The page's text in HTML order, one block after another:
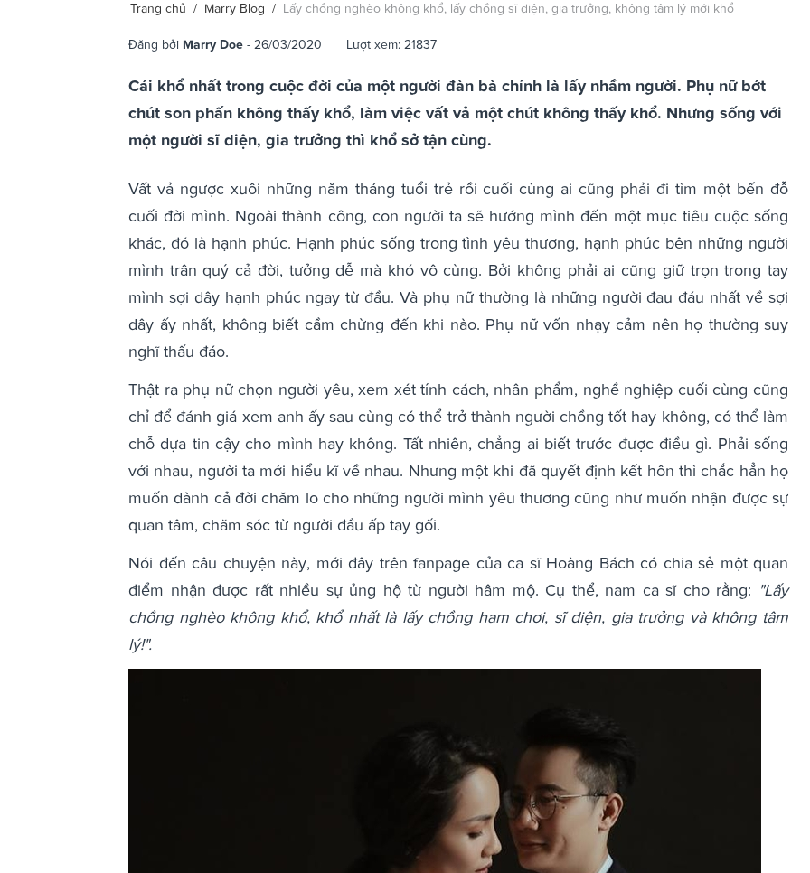
Trang chủ / Marry Blog / Lấy chồng nghèo không khổ, lấy chồng sĩ diện, gia trưởng, không tâm lý mới khổ
Đăng bởi Marry Doe - 26/03/2020 | Lượt xem: 21837
Cái khổ nhất trong cuộc đời của một người đàn bà chính là lấy nhầm người. Phụ nữ bớt
chút son phấn không thấy khổ, làm việc vất vả một chút không thấy khổ. Nhưng sống với
một người sĩ diện, gia trưởng thì khổ sở tận cùng.
Vất vả ngược xuôi những năm tháng tuổi trẻ rồi cuối cùng ai cũng phải đi tìm một bến đỗ
cuối đời mình. Ngoài thành công, con người ta sẽ hướng mình đến một mục tiêu cuộc sống
khác, đó là hạnh phúc. Hạnh phúc sống trong tình yêu thương, hạnh phúc bên những người
mình trân quý cả đời, tưởng dễ mà khó vô cùng. Bởi không phải ai cũng giữ trọn trong tay
mình sợi dây hạnh phúc ngay từ đầu. Và phụ nữ thường là những người đau đáu nhất về sợi
dây ấy nhất, không biết cầm chừng đến khi nào. Phụ nữ vốn nhạy cảm nên họ thường suy
nghĩ thấu đáo.
Thật ra phụ nữ chọn người yêu, xem xét tính cách, nhân phẩm, nghề nghiệp cuối cùng cũng
chỉ để đánh giá xem anh ấy sau cùng có thể trở thành người chồng tốt hay không, có thể làm
chỗ dựa tin cậy cho mình hay không. Tất nhiên, chẳng ai biết trước được điều gì. Phải sống
với nhau, người ta mới hiểu kĩ về nhau. Nhưng một khi đã quyết định kết hôn thì chắc hẳn họ
muốn dành cả đời chăm lo cho những người mình yêu thương cũng như muốn nhận được sự
quan tâm, chăm sóc từ người đầu ấp tay gối.
Nói đến câu chuyện này, mới đây trên fanpage của ca sĩ Hoàng Bách có chia sẻ một quan
điểm nhận được rất nhiều sự ủng hộ từ người hâm mộ. Cụ thể, nam ca sĩ cho rằng: "Lấy
chồng nghèo không khổ, khổ nhất là lấy chồng ham chơi, sĩ diện, gia trưởng và không tâm
lý!".